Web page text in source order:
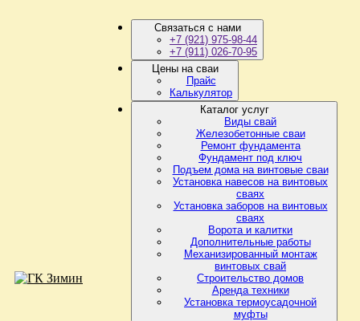
Связаться с нами
+7 (921) 975-98-44
+7 (911) 026-70-95
Цены на сваи
Прайс
Калькулятор
Каталог услуг
Виды свай
Железобетонные сваи
Ремонт фундамента
Фундамент под ключ
Подъем дома на винтовые сваи
Установка навесов на винтовых
сваях
Установка заборов на винтовых
сваях
Ворота и калитки
Дополнительные работы
Механизированный монтаж
винтовых свай
Строительство домов
Аренда техники
Установка термоусадочной
муфты